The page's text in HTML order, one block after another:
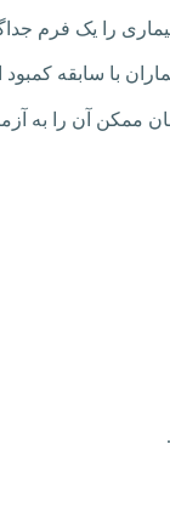
را یک فرم
با سابقه
ممکن آن را به